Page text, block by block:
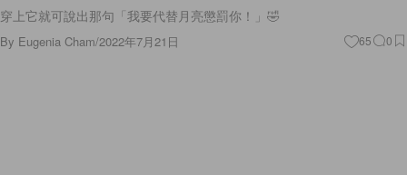
穿上它就可說出那句「我要代替月亮懲罰你！」🤣
By Eugenia Cham/2022年7月21日 65 0